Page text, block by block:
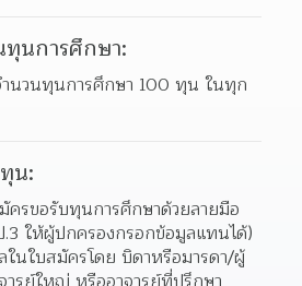
นการศึกษา:
นวนทุนการศึกษา 100 ทุน ในทุก
น:
ครขอรับทุนการศึกษาด้วยลายมือ
ในใบสมัครโดย บิดาหรือมารดา/ผู้